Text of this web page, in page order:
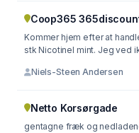
Coop365
Kommer hjem efter at
stk Nicotinel mint. Jeg ved
Niels-Steen Andersen
Netto Korsørgade
gentagne fræk og